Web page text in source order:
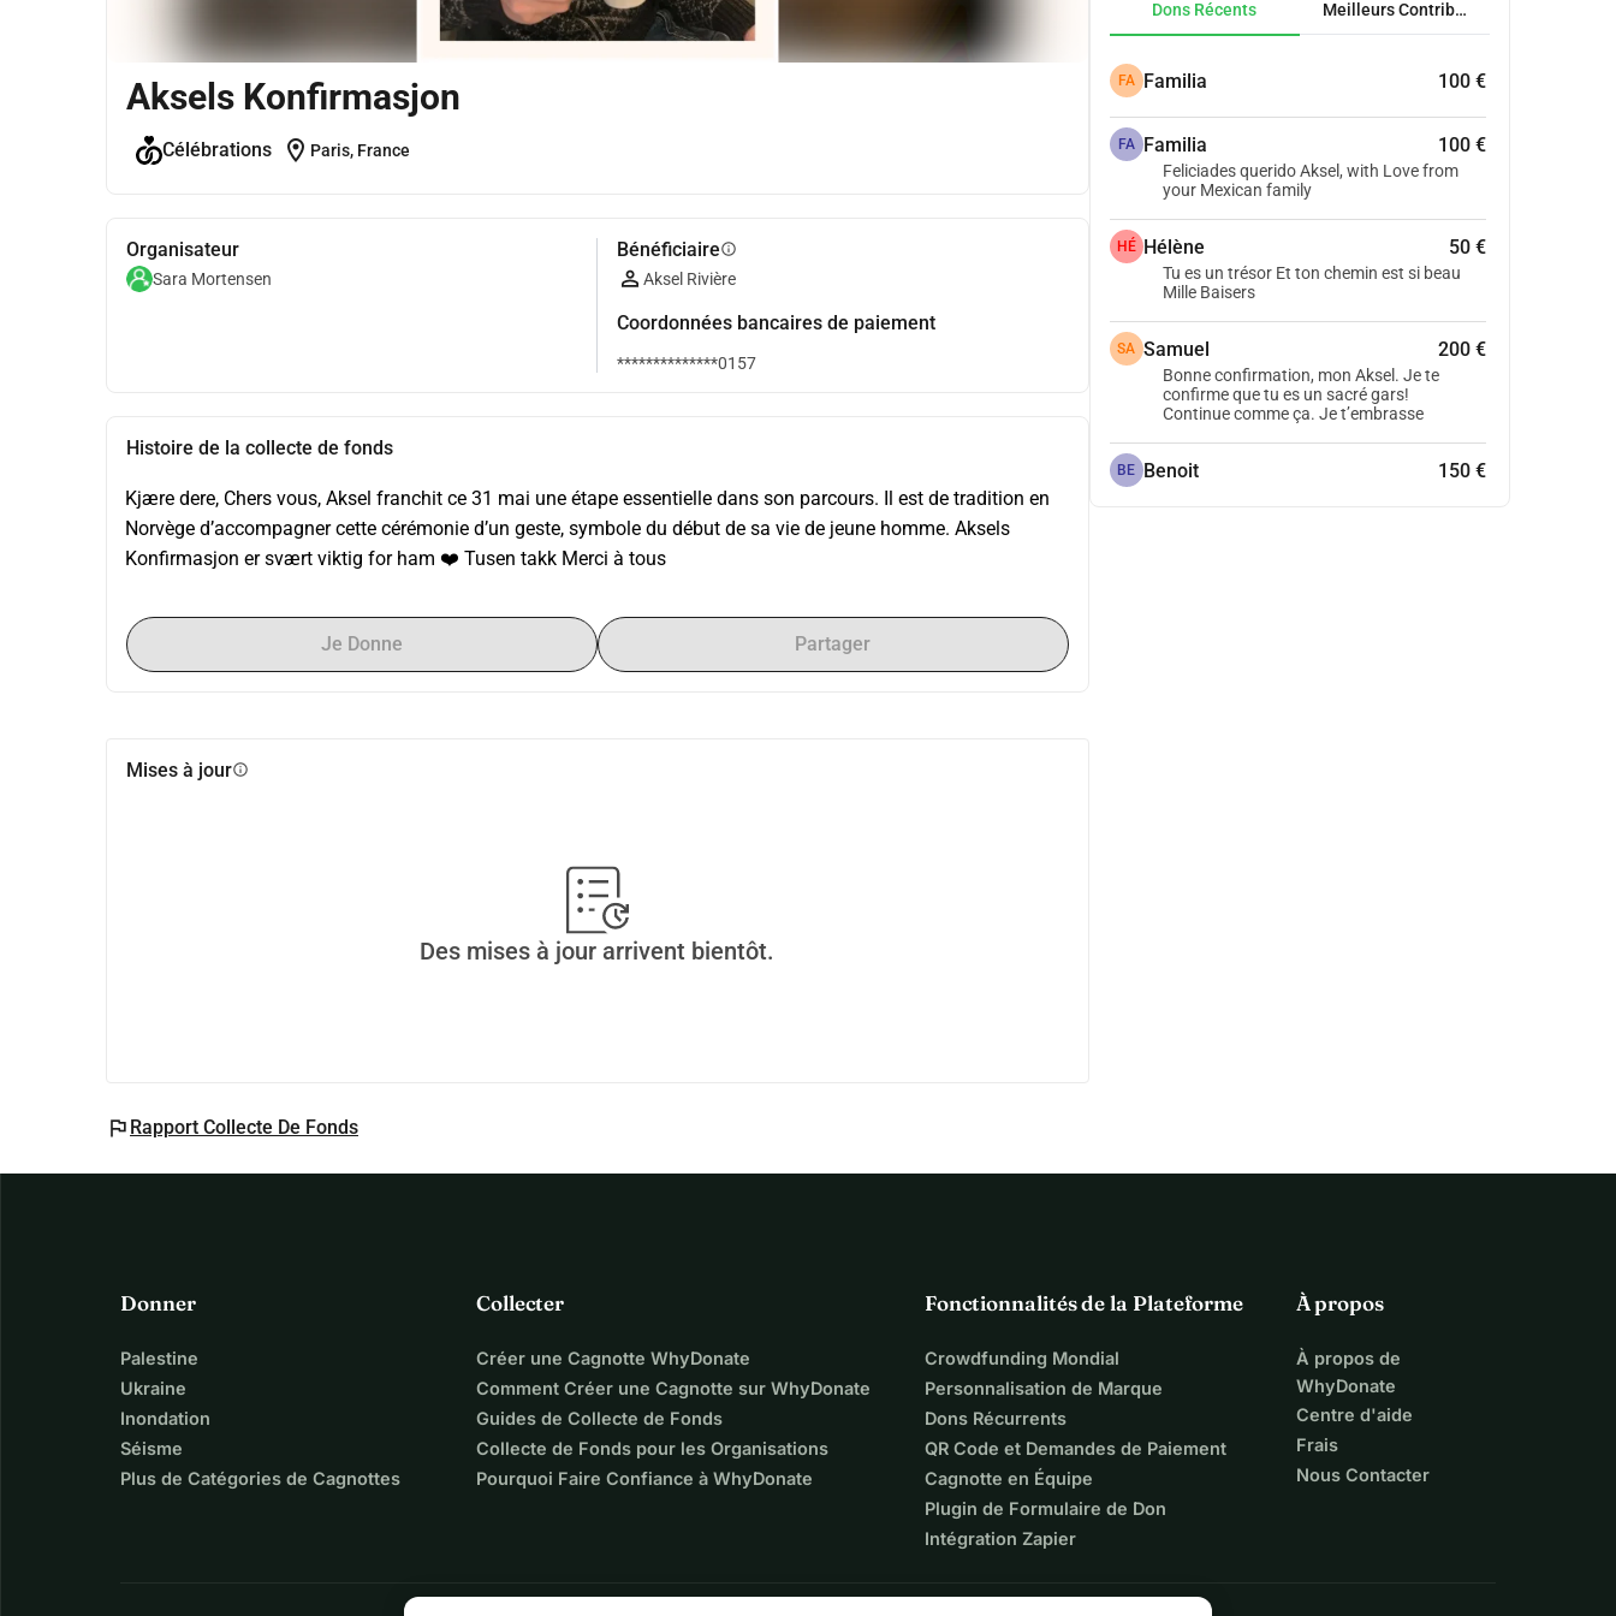
Aksels Konfirmasjon
Célébrations location_on Paris, France
Organisateur
Sara Mortensen
Bénéficiaireinfo
Aksel Rivière
Coordonnées bancaires de paiement
**************0157
Histoire de la collecte de fonds
Kjære dere, Chers vous, Aksel franchit ce 31 mai une étape essentielle dans son parcours. Il est de tradition en
Norvège d’accompagner cette cérémonie d’un geste, symbole du début de sa vie de jeune homme. Aksels
Konfirmasjon er svært viktig for ham ❤️ Tusen takk Merci à tous
Je Donne Partager
Mises à jourinfo
Des mises à jour arrivent bientôt.
flag Rapport Collecte De Fonds
Dons Récents Meilleurs Contributeurs
FA Familia 100 €
FA Familia 100 €
Feliciades querido Aksel, with Love from
your Mexican family
HÉ Hélène 50 €
Tu es un trésor Et ton chemin est si beau
Mille Baisers
SA Samuel 200 €
Bonne confirmation, mon Aksel. Je te
confirme que tu es un sacré gars!
Continue comme ça. Je t’embrasse
BE Benoit 150 €
Donner
Palestine
Ukraine
Inondation
Séisme
Plus de Catégories de Cagnottes
Collecter
Créer une Cagnotte WhyDonate
Comment Créer une Cagnotte sur WhyDonate
Guides de Collecte de Fonds
Collecte de Fonds pour les Organisations
Pourquoi Faire Confiance à WhyDonate
Fonctionnalités de la Plateforme
Crowdfunding Mondial
Personnalisation de Marque
Dons Récurrents
QR Code et Demandes de Paiement
Cagnotte en Équipe
Plugin de Formulaire de Don
Intégration Zapier
À propos
À propos de
WhyDonate
Centre d'aide
Frais
Nous Contacter